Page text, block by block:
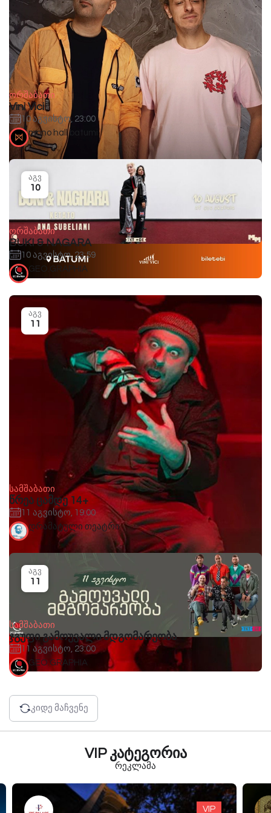
ორშაბათი
Vini Vici
10 აგვისტო, 23:00
mono hall batumi
ორშაბათი
BUKI & NAGARA
10 აგვისტო, 23:59
აგვ
10
GEO.GRAPHIA
სამშაბათი
წრეა ცამდე 14+
11 აგვისტო, 19:00
აგვ
11
დრამატული თეატრი
სამშაბათი
ჯგუფი გამოუვალი მდგომარეობა
11 აგვისტო, 23:00
აგვ
11
GEO.GRAPHIA
კიდე მაჩვენე
VIP კატეგორია
რეკლამა
VIP